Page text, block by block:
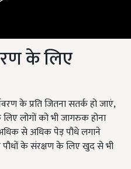
के लिए
के प्रति जितना सतर्क हो जाएं,
लोगों को भी जागरुक होना
से अधिक पेड़ पौधे लगाने
के संरक्षण के लिए खुद से भी